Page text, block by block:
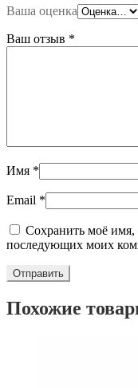
Ваша оценка
Ваш отзыв *
Имя *
Email *
Сохранить моё имя,
последующих моих
Похожие